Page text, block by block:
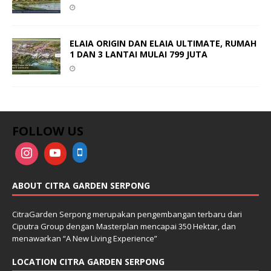
ELAIA ORIGIN DAN ELAIA ULTIMATE, RUMAH
1 DAN 3 LANTAI MULAI 799 JUTA
FOLLOW US
ABOUT CITRA GARDEN SERPONG
CitraGarden Serpong merupakan pengembangan terbaru dari
Ciputra Group dengan Masterplan mencapai 350 Hektar, dan
menawarkan “A New Living Experience”
LOCATION CITRA GARDEN SERPONG